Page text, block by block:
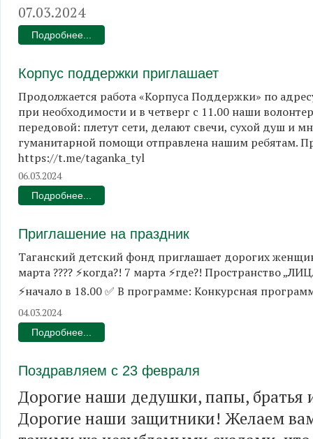
07.03.2024
Подробнее...
Корпус поддержки приглашает
Продолжается работа «Корпуса Поддержки» по
при необходимости и в четверг с 11.00 наши
передовой: плетут сети, делают свечи, сухой душ и
гуманитарной помощи отправлена нашим ребятам.
https://t.me/taganka_tyl
06.03.2024
Подробнее...
Приглашение на праздник
Таганский детский фонд приглашает дорогих
марта ???? ⚡когда?! 7 марта ⚡где?! Пространство
⚡начало в 18.00 ✅ В программе: Конкурсная
04.03.2024
Подробнее...
Поздравляем с 23 февраля
Дорогие наши дедушки, папы, братья
Дорогие наши защитники! Желаем